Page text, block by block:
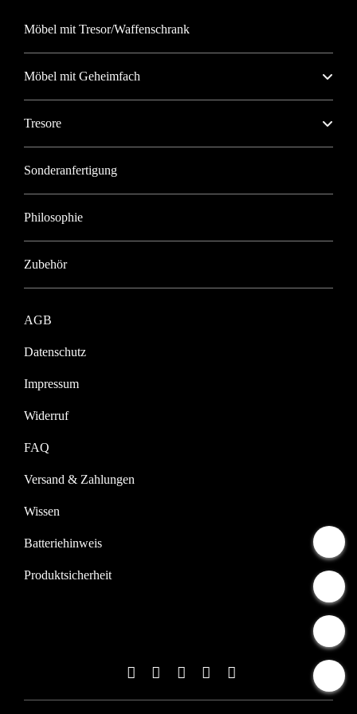
Möbel mit Tresor/Waffenschrank
Möbel mit Geheimfach
Tresore
Sonderanfertigung
Philosophie
Zubehör
AGB
Datenschutz
Impressum
Widerruf
FAQ
Versand & Zahlungen
Wissen
Batteriehinweis
Produktsicherheit